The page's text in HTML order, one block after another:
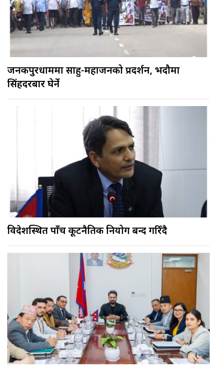
जनकपुरधाममा साहु-महाजनको प्रदर्शन, भदौमा
सिंहदरबार घेर्ने
विदेशस्थित पाँच कूटनैतिक नियोग बन्द गरिँदै